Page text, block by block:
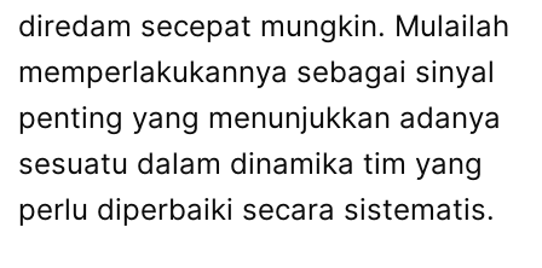
diredam secepat mungkin. Mulailah
memperlakukannya sebagai sinyal
penting yang menunjukkan adanya
sesuatu dalam dinamika tim yang
perlu diperbaiki secara sistematis.